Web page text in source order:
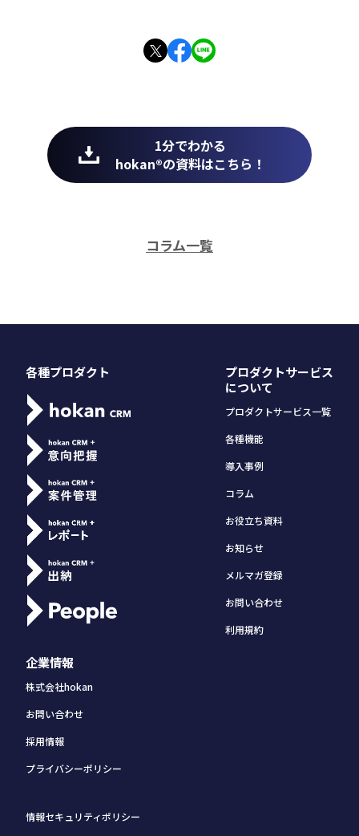
1分でわかる
hokan®︎の資料はこちら！
コラム一覧
各種プロダクト
企業情報
株式会社hokan
お問い合わせ
採用情報
プライバシーポリシー
情報セキュリティポリシー
プロダクトサービス
について
プロダクトサービス一覧
各種機能
導入事例
コラム
お役立ち資料
お知らせ
メルマガ登録
お問い合わせ
利用規約